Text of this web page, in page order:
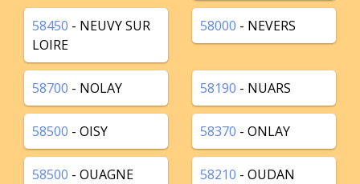
58450 - NEUVY SUR
LOIRE
58000 - NEVERS
58700 - NOLAY 58190 - NUARS
58500 - OISY 58370 - ONLAY
58500 - OUAGNE 58210 - OUDAN